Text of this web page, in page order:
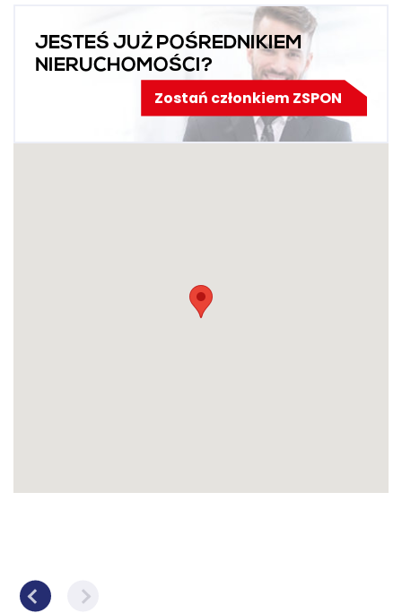
JESTEŚ JUŻ POŚREDNIKIEM
NIERUCHOMOŚCI?
Zostań członkiem ZSPON